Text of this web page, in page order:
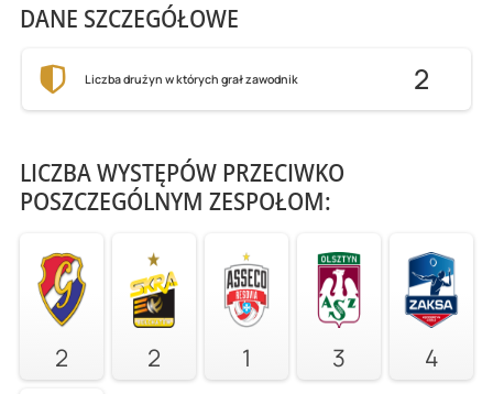
DANE SZCZEGÓŁOWE
Liczba drużyn w których grał zawodnik 2
LICZBA WYSTĘPÓW PRZECIWKO
POSZCZEGÓLNYM ZESPOŁOM:
2 2 1 3 4